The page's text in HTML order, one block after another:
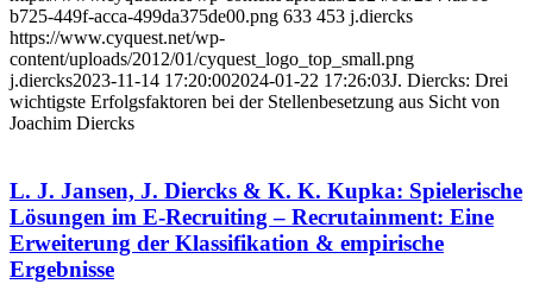
b725-449f-acca-499da375de00.png 633 453 j.diercks
https://www.cyquest.net/wp-
content/uploads/2012/01/cyquest_logo_top_small.png
j.diercks2023-11-14 17:20:002024-01-22 17:26:03J. Diercks: Drei
wichtigste Erfolgsfaktoren bei der Stellenbesetzung aus Sicht von
Joachim Diercks
L. J. Jansen, J. Diercks & K. K. Kupka: Spielerische
Lösungen im E-Recruiting – Recrutainment: Eine
Erweiterung der Klassifikation & empirische
Ergebnisse